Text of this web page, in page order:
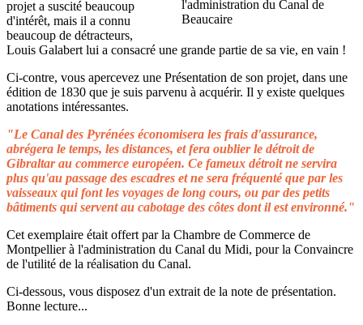
projet a suscité beaucoup
d'intérêt, mais il a connu
beaucoup de détracteurs,
Louis Galabert lui a consacré une grande partie de sa vie, en vain !
Ci-contre, vous apercevez une Présentation de son projet, dans une
édition de 1830 que je suis parvenu à acquérir. Il y existe quelques
anotations intéressantes.
"Le Canal des Pyrénées économisera les frais d'assurance,
abrégera le temps, les distances, et fera oublier le détroit de
Gibraltar au commerce européen. Ce fameux détroit ne servira
plus qu'au passage des escadres et ne sera fréquenté que par les
vaisseaux qui font les voyages de long cours, ou par des petits
bâtiments qui servent au cabotage des côtes dont il est environné."
Cet exemplaire était offert par la Chambre de Commerce de
Montpellier à l'administration du Canal du Midi, pour la Convaincre
de l'utilité de la réalisation du Canal.
Ci-dessous, vous disposez d'un extrait de la note de présentation.
Bonne lecture...